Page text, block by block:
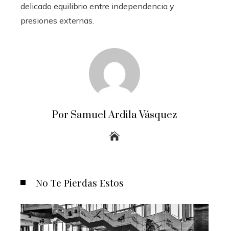
delicado equilibrio entre independencia y
presiones externas.
Por Samuel Ardila Vásquez
No Te Pierdas Estos